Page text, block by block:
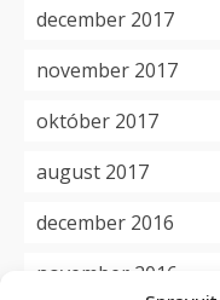
december 2017
november 2017
október 2017
august 2017
december 2016
november 2016